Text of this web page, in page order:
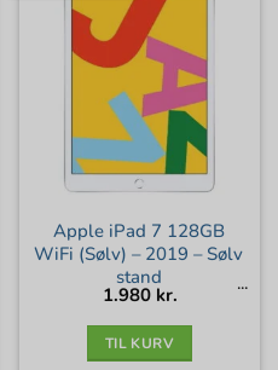
Apple iPad 7 128GB
WiFi (Sølv) – 2019 – Sølv
stand
1.980 kr.
TIL KURV